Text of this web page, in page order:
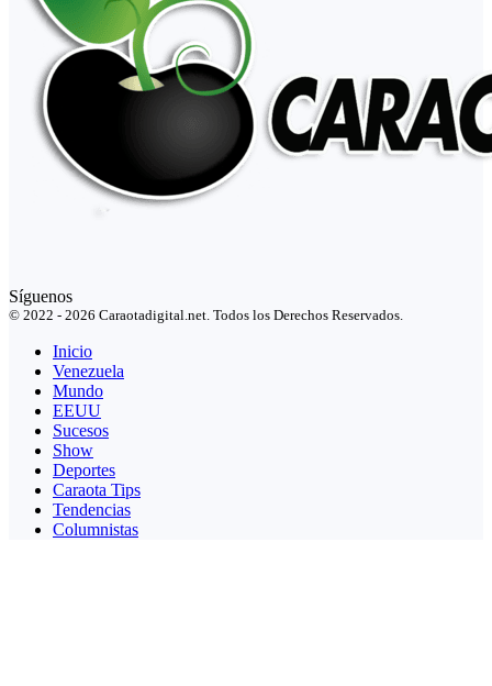
Síguenos
© 2022 - 2026 Caraotadigital.net. Todos los Derechos Reservados.
Inicio
Venezuela
Mundo
EEUU
Sucesos
Show
Deportes
Caraota Tips
Tendencias
Columnistas